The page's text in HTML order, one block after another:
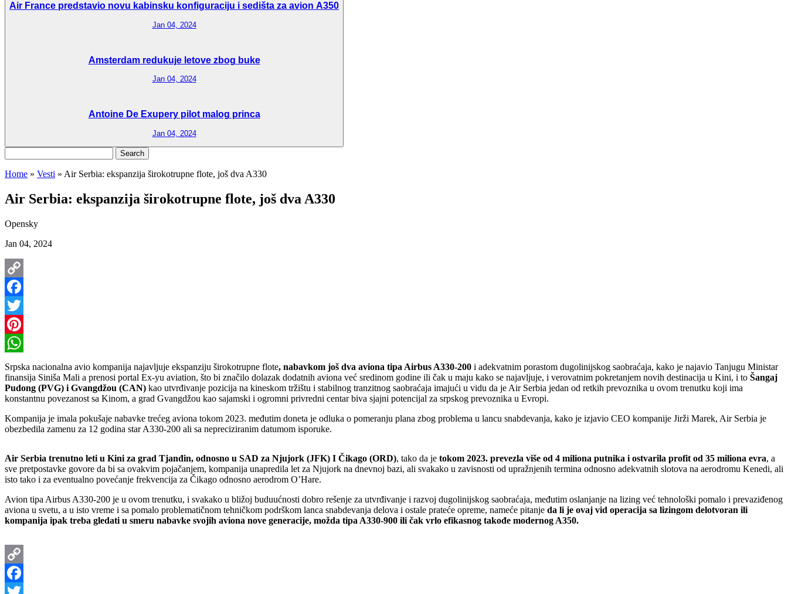
Air France predstavio novu kabinsku konfiguraciju i sedišta za avion A350
Jan 04, 2024
Amsterdam redukuje letove zbog buke
Jan 04, 2024
Antoine De Exupery pilot malog princa
Jan 04, 2024
for:
Home » Vesti » Air Serbia: ekspanzija širokotrupne flote, još dva A330
Air Serbia: ekspanzija širokotrupne flote, još dva A330
Opensky
Jan 04, 2024
Copy
Link
Facebook
Twitter
Pinterest
WhatsApp
Srpska nacionalna avio kompanija najavljuje ekspanziju širokotrupne flote, nabavkom još dva aviona tipa Airbus A330-200 i adekvatnim porastom dugolinijskog saobraćaja, kako je najavio Tanjugu Ministar
finansija Siniša Mali a prenosi portal Ex-yu aviation, što bi značilo dolazak dodatnih aviona već sredinom godine ili čak u maju kako se najavljuje, i verovatnim pokretanjem novih destinacija u Kini, i to Šangaj
Pudong (PVG) i Gvangdžou (CAN) kao utvrđivanje pozicija na kineskom tržištu i stabilnog tranzitnog saobraćaja imajući u vidu da je Air Serbia jedan od retkih prevoznika u ovom trenutku koji ima
konstantnu povezanost sa Kinom, a grad Gvangdžou kao sajamski i ogromni privredni centar biva sjajni potencijal za srpskog prevoznika u Evropi.
Kompanija je imala pokušaje nabavke trećeg aviona tokom 2023. međutim doneta je odluka o pomeranju plana zbog problema u lancu snabdevanja, kako je izjavio CEO kompanije Jirži Marek, Air Serbia je
obezbedila zamenu za 12 godina star A330-200 ali sa nepreciziranim datumom isporuke.
Air Serbia trenutno leti u Kini za grad Tjanđin, odnosno u SAD za Njujork (JFK) I Čikago (ORD), tako da je tokom 2023. prevezla više od 4 miliona putnika i ostvarila profit od 35 miliona evra, a
sve pretpostavke govore da bi sa ovakvim pojačanjem, kompanija unapredila let za Njujork na dnevnoj bazi, ali svakako u zavisnosti od upražnjenih termina odnosno adekvatnih slotova na aerodromu Kenedi, ali
isto tako i za eventualno povećanje frekvencija za Čikago odnosno aerodrom O’Hare.
Avion tipa Airbus A330-200 je u ovom trenutku, i svakako u bližoj buduućnosti dobro rešenje za utvrđivanje i razvoj dugolinijskog saobraćaja, međutim oslanjanje na lizing već tehnološki pomalo i prevaziđenog
aviona u svetu, a u isto vreme i sa pomalo problematičnom tehničkom podrškom lanca snabdevanja delova i ostale prateće opreme, nameće pitanje da li je ovaj vid operacija sa lizingom delotvoran ili
kompanija ipak treba gledati u smeru nabavke svojih aviona nove generacije, možda tipa A330-900 ili čak vrlo efikasnog takođe modernog A350.
Copy
Link
Facebook